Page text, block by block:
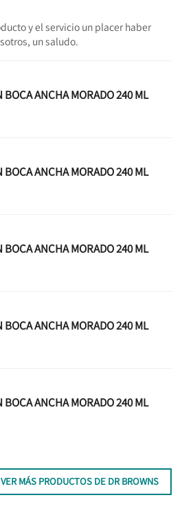
y el servicio un placer haber
un saludo.
ANCHA MORADO 240 ML
ANCHA MORADO 240 ML
ANCHA MORADO 240 ML
ANCHA MORADO 240 ML
ANCHA MORADO 240 ML
VER MÁS PRODUCTOS DE DR BROWNS